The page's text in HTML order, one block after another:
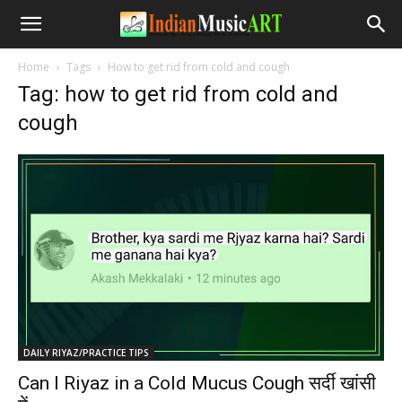
Home Tags How to get rid from cold and cough
Tag: how to get rid from cold and
cough
DAILY RIYAZ/PRACTICE TIPS
Can I Riyaz in a Cold Mucus Cough सर्दी खांसी